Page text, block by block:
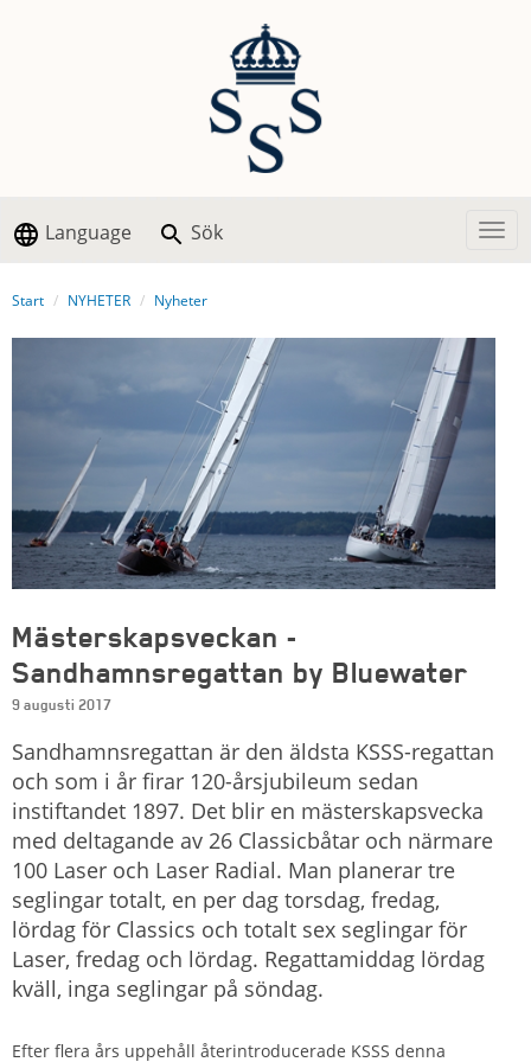
Language Sök
Start NYHETER Nyheter
Mästerskapsveckan -
Sandhamnsregattan by Bluewater
9 augusti 2017
Sandhamnsregattan är den äldsta KSSS-regattan
och som i år firar 120-årsjubileum sedan
instiftandet 1897. Det blir en mästerskapsvecka
med deltagande av 26 Classicbåtar och närmare
100 Laser och Laser Radial. Man planerar tre
seglingar totalt, en per dag torsdag, fredag,
lördag för Classics och totalt sex seglingar för
Laser, fredag och lördag. Regattamiddag lördag
kväll, inga seglingar på söndag.
Efter flera års uppehåll återintroducerade KSSS denna